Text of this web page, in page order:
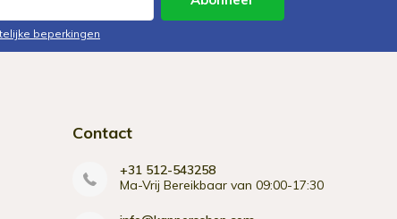
beperkingen
Contact
+31 512-543258
Ma-Vrij Bereikbaar van 09:00-17:30